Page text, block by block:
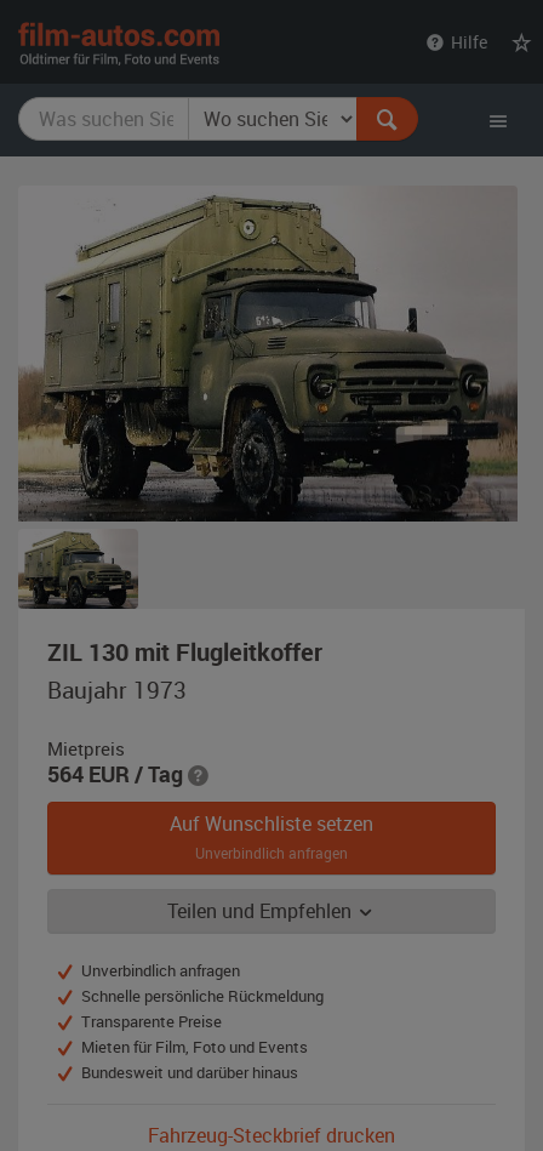
Hilfe
ZIL 130 mit Flugleitkoffer,
Baujahr 1973
Mietpreis
564 EUR / Tag
Auf Wunschliste setzen
Unverbindlich anfragen
Teilen und Empfehlen
Unverbindlich anfragen
Schnelle persönliche Rückmeldung
Transparente Preise
Mieten für Film, Foto und Events
Bundesweit und darüber hinaus
Fahrzeug-Steckbrief drucken